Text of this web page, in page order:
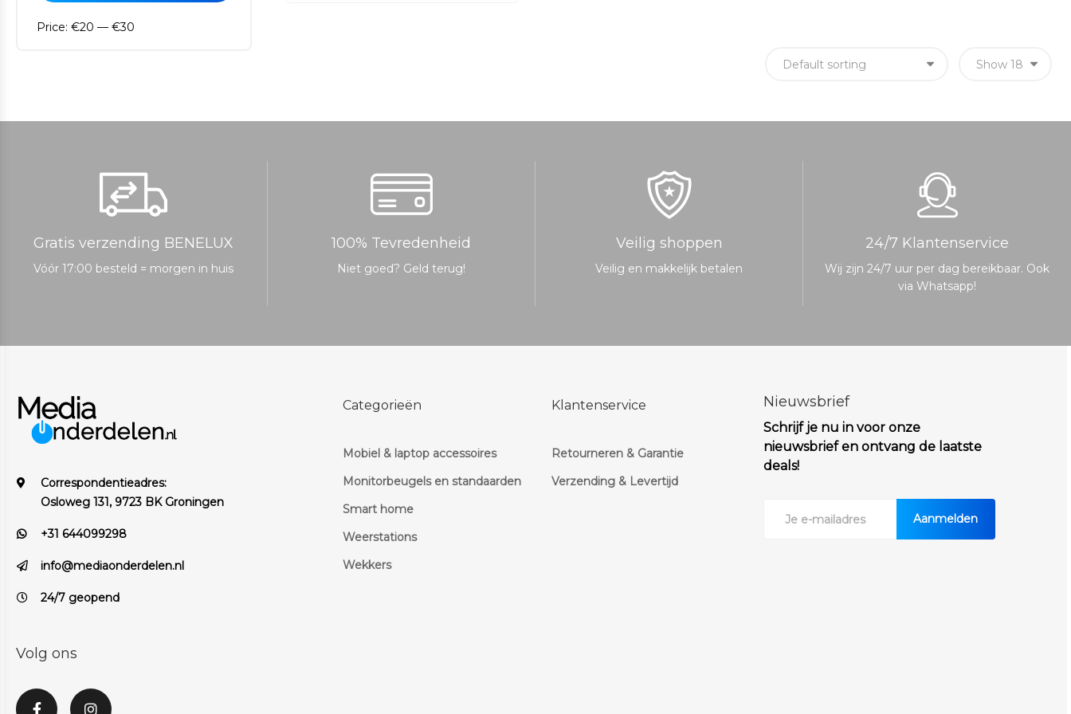
Price: €20 — €30
Gratis verzending BENELUX
Vóór 17:00 besteld = morgen in huis
100% Tevredenheid
Niet goed? Geld terug!
Veilig shoppen
Veilig en makkelijk betalen
24/7 Klantenservice
Wij zijn 24/7 uur per dag bereikbaar. Ook
via Whatsapp!
Correspondentieadres:
Osloweg 131, 9723 BK Groningen
+31 644099298
info@mediaonderdelen.nl
24/7 geopend
Volg ons
Categorieën
Mobiel & laptop accessoires
Monitorbeugels en standaarden
Smart home
Weerstations
Wekkers
Klantenservice
Retourneren & Garantie
Verzending & Levertijd
Nieuwsbrief
Schrijf je nu in voor onze
nieuwsbrief en ontvang de laatste
deals!
Aanmelden